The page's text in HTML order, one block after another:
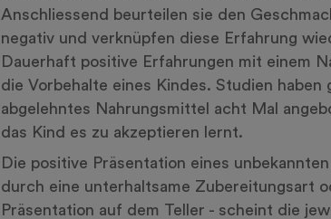
Anschliessend beurteilen sie den
negativ und verknüpfen diese Erfahrung
Dauerhaft positive Erfahrungen mit einem
die Vorbehalte eines Kindes. Studien haben
abgelehntes Nahrungsmittel acht Mal
das Kind es zu akzeptieren lernt.
Die positive Präsentation eines
durch eine unterhaltsame Zubereitungsart
Präsentation auf dem Teller - scheint die